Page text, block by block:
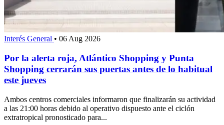
Interés General • 06 Aug 2026
Por la alerta roja, Atlántico Shopping y Punta
Shopping cerrarán sus puertas antes de lo habitual
este jueves
Ambos centros comerciales informaron que finalizarán su actividad
a las 21:00 horas debido al operativo dispuesto ante el ciclón
extratropical pronosticado para...